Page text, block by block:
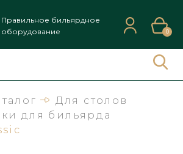
Правильное бильярдное
оборудование
0
Для столов
для бильярда